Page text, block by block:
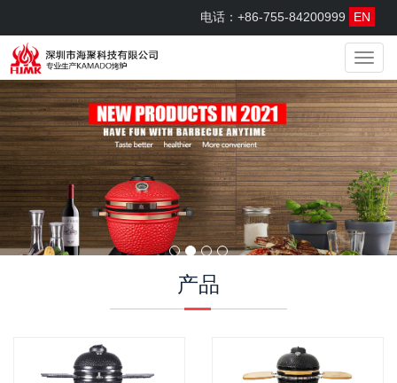
电话：+86-755-84200999 EN
menu
产品